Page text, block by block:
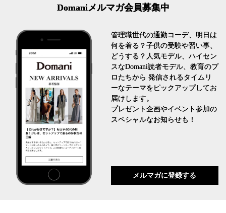
Domaniメルマガ会員募集中
管理職世代の通勤コーデ、明日は
何を着る？子供の受験や習い事、
どうする？人気モデル、ハイセン
スなDomani読者モデル、教育のプ
ロたちから 発信されるタイムリ
ーなテーマをピックアップしてお
届けします。
プレゼント企画やイベント参加の
スペシャルなお知らせも！
メルマガに登録する